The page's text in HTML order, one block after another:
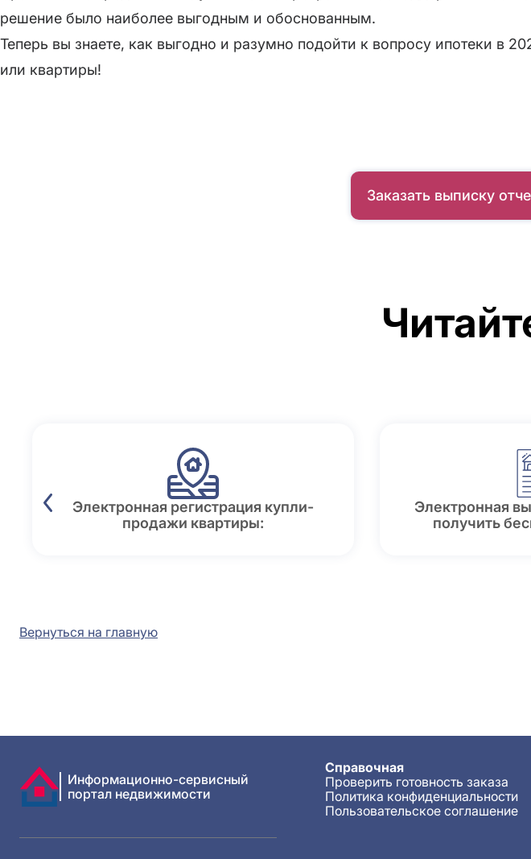
решение было наиболее выгодным и обоснованным.
Теперь вы знаете, как выгодно и разумно подойти к вопросу ипотеки в
или квартиры!
Заказать выписку
Электронная регистрация купли-
продажи квартиры:
Электронная
получить
Вернуться на главную
Информационно-сервисный
портал недвижимости
Справочная
Проверить готовность заказа
Политика конфиденциальности
Пользовательское соглашение